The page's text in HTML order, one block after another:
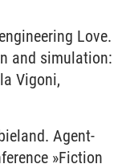
Love.
and simulation:
Vigoni,
Agent-
»Fiction